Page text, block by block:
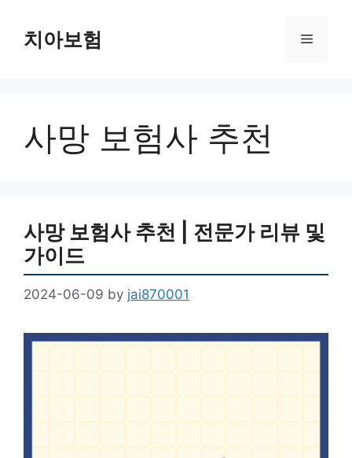
content치아보험 Menu
사망 보험사 추천
사망 보험사 추천 | 전문가 리뷰 및
가이드
2024-06-09 by jai870001